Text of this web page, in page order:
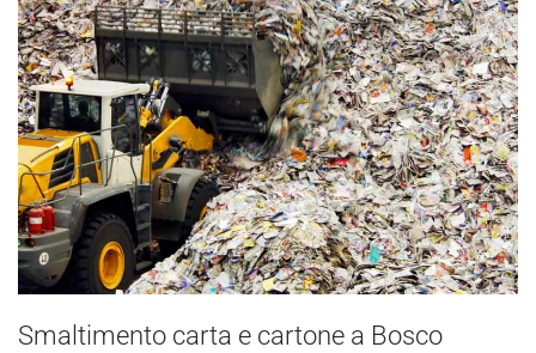
Smaltimento carta e cartone a Bosco